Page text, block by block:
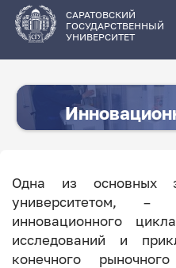
основному
содержанию
САРАТОВСКИЙ
ГОСУДАРСТВЕННЫЙ
УНИВЕРСИТЕТ
Одна из основных
университетом, –
инновационного
исследований и
конечного